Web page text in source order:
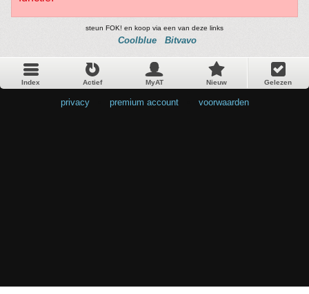
steun FOK! en koop via een van deze links
Coolblue Bitvavo
Index Actief MyAT Nieuw Gelezen
privacy premium account voorwaarden